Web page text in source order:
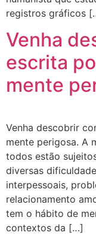
registros gráficos
Venha
escrita
mente
Venha descobrir
mente perigosa. A
todos estão
diversas
interpessoais,
relacionamento
tem o hábito de
contextos da […]